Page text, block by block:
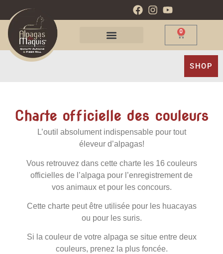
0
SHOP
Charte officielle des couleurs
L’outil absolument indispensable pour tout
éleveur d’alpagas!
Vous retrouvez dans cette charte les 16 couleurs
officielles de l’alpaga pour l’enregistrement de
vos animaux et pour les concours.
Cette charte peut être utilisée pour les huacayas
ou pour les suris.
Si la couleur de votre alpaga se situe entre deux
couleurs, prenez la plus foncée.